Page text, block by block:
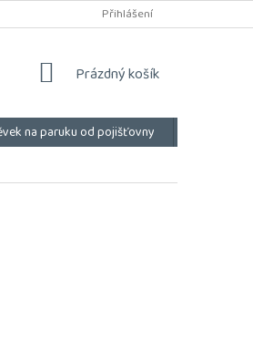
Přihlášení
NÁKUPNÍ
Prázdný košík
na paruku od pojišťovny